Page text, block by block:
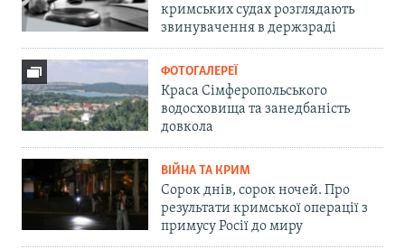
кримських судах розглядають
звинувачення в держзраді
ФОТОГАЛЕРЕЇ
Краса Сімферопольського
водосховища та занедбаність
довкола
ВІЙНА ТА КРИМ
Сорок днів, сорок ночей. Про
результати кримської операції з
примусу Росії до миру